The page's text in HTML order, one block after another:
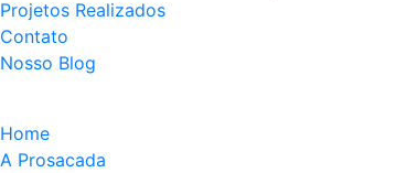
Projetos Realizados
Contato
Nosso Blog
Home
A Prosacada